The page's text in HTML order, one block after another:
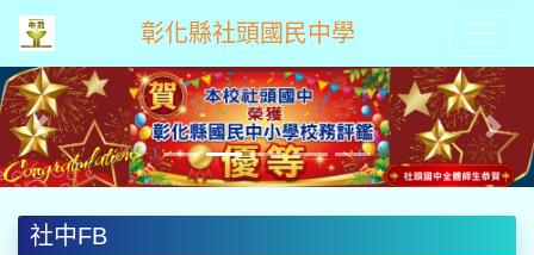
彰化縣社頭國民中學
Previous Next
社中FB